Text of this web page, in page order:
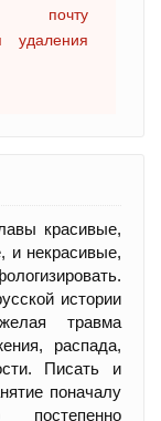
удаления
красивые,
и некрасивые,
истории
травма
распада,
Писать и
поначалу
постепенно